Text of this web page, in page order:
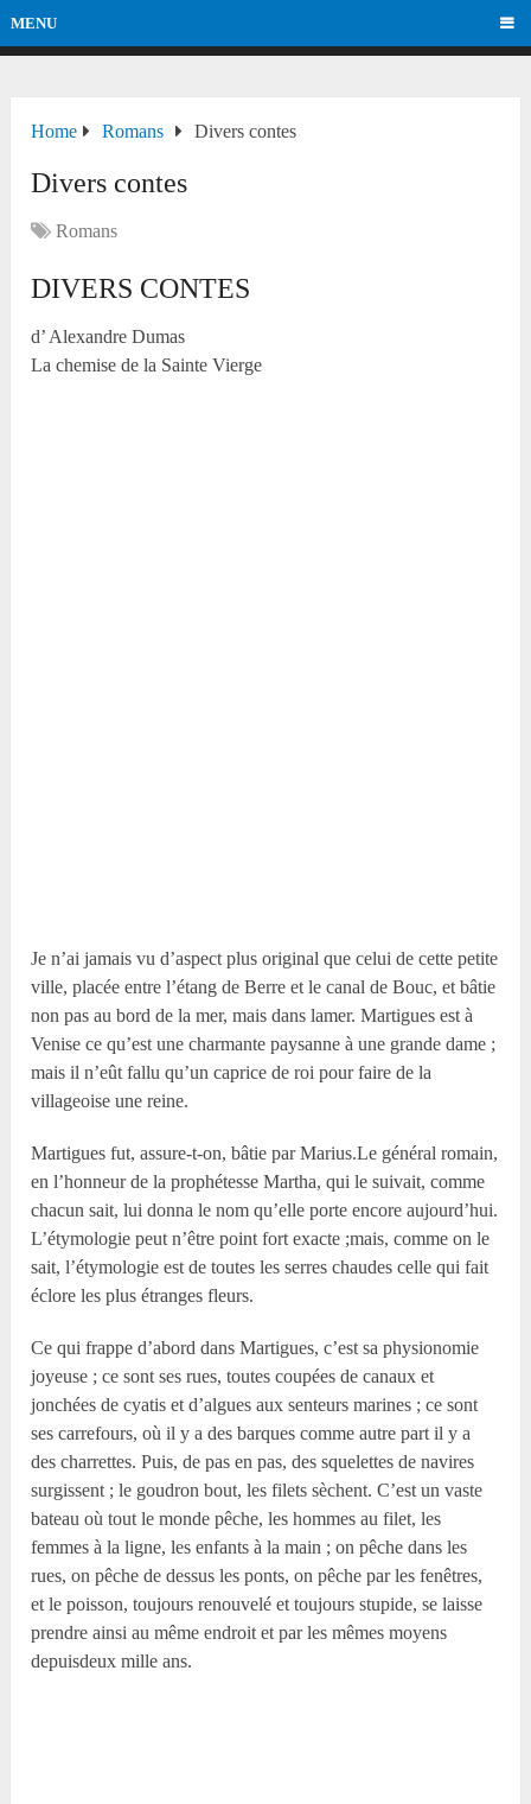
MENU
Home Romans Divers contes
Divers contes
Romans
DIVERS CONTES
d’ Alexandre Dumas
La chemise de la Sainte Vierge
Je n’ai jamais vu d’aspect plus original que celui de cette petite
ville, placée entre l’étang de Berre et le canal de Bouc, et bâtie
non pas au bord de la mer, mais dans lamer. Martigues est à
Venise ce qu’est une charmante paysanne à une grande dame ;
mais il n’eût fallu qu’un caprice de roi pour faire de la
villageoise une reine.
Martigues fut, assure-t-on, bâtie par Marius.Le général romain,
en l’honneur de la prophétesse Martha, qui le suivait, comme
chacun sait, lui donna le nom qu’elle porte encore aujourd’hui.
L’étymologie peut n’être point fort exacte ;mais, comme on le
sait, l’étymologie est de toutes les serres chaudes celle qui fait
éclore les plus étranges fleurs.
Ce qui frappe d’abord dans Martigues, c’est sa physionomie
joyeuse ; ce sont ses rues, toutes coupées de canaux et
jonchées de cyatis et d’algues aux senteurs marines ; ce sont
ses carrefours, où il y a des barques comme autre part il y a
des charrettes. Puis, de pas en pas, des squelettes de navires
surgissent ; le goudron bout, les filets sèchent. C’est un vaste
bateau où tout le monde pêche, les hommes au filet, les
femmes à la ligne, les enfants à la main ; on pêche dans les
rues, on pêche de dessus les ponts, on pêche par les fenêtres,
et le poisson, toujours renouvelé et toujours stupide, se laisse
prendre ainsi au même endroit et par les mêmes moyens
depuisdeux mille ans.